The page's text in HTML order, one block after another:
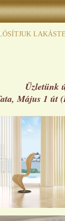
Üzletünk
Május 1 út